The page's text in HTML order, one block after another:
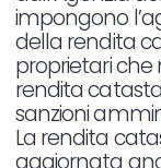
impongono
della rendita
proprietari
rendita
sanzioni
La rendita
aggiornata